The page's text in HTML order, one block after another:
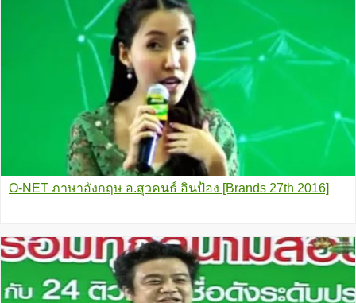
O-NET ภาษาอังกฤษ อ.สุวคนธ์ อินป้อง [Brands 27th 2016]